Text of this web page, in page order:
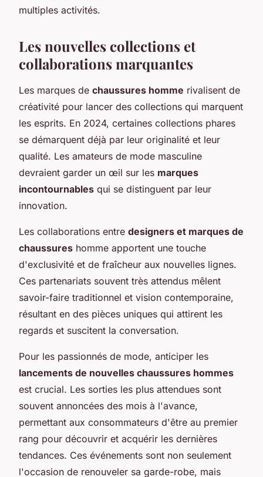
multiples activités.
Les nouvelles collections et
collaborations marquantes
Les marques de chaussures homme rivalisent de
créativité pour lancer des collections qui marquent
les esprits. En 2024, certaines collections phares
se démarquent déjà par leur originalité et leur
qualité. Les amateurs de mode masculine
devraient garder un œil sur les marques
incontournables qui se distinguent par leur
innovation.
Les collaborations entre designers et marques de
chaussures homme apportent une touche
d'exclusivité et de fraîcheur aux nouvelles lignes.
Ces partenariats souvent très attendus mêlent
savoir-faire traditionnel et vision contemporaine,
résultant en des pièces uniques qui attirent les
regards et suscitent la conversation.
Pour les passionnés de mode, anticiper les
lancements de nouvelles chaussures hommes
est crucial. Les sorties les plus attendues sont
souvent annoncées des mois à l'avance,
permettant aux consommateurs d'être au premier
rang pour découvrir et acquérir les dernières
tendances. Ces événements sont non seulement
l'occasion de renouveler sa garde-robe, mais